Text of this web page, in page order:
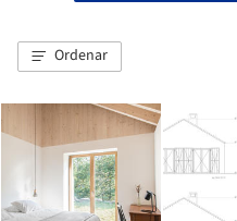
Ordenar